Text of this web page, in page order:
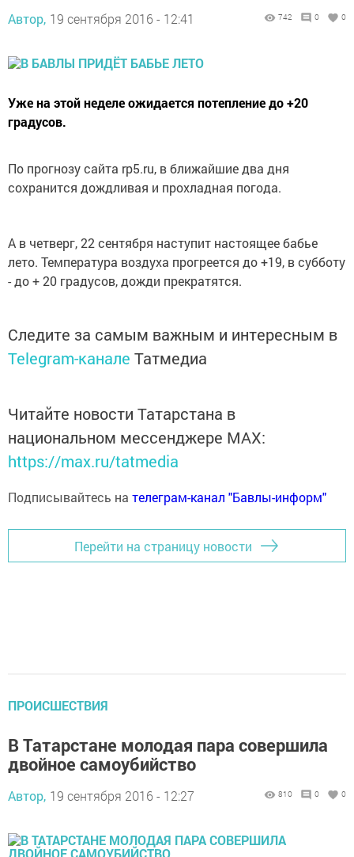
Автор, 19 сентября 2016 - 12:41 742 0 0
Уже на этой неделе ожидается потепление до +20
градусов.
По прогнозу сайта rp5.ru, в ближайшие два дня
сохранится дождливая и прохладная погода.
А в четверг, 22 сентября наступит настоящее бабье
лето. Температура воздуха прогреется до +19, в субботу
- до + 20 градусов, дожди прекратятся.
Следите за самым важным и интересным в
Telegram-канале Татмедиа
Читайте новости Татарстана в
национальном мессенджере MАХ:
https://max.ru/tatmedia
Подписывайтесь на телеграм-канал "Бавлы-информ"
Перейти на страницу новости
ПРОИСШЕСТВИЯ
В Татарстане молодая пара совершила
двойное самоубийство
Автор, 19 сентября 2016 - 12:27 810 0 0